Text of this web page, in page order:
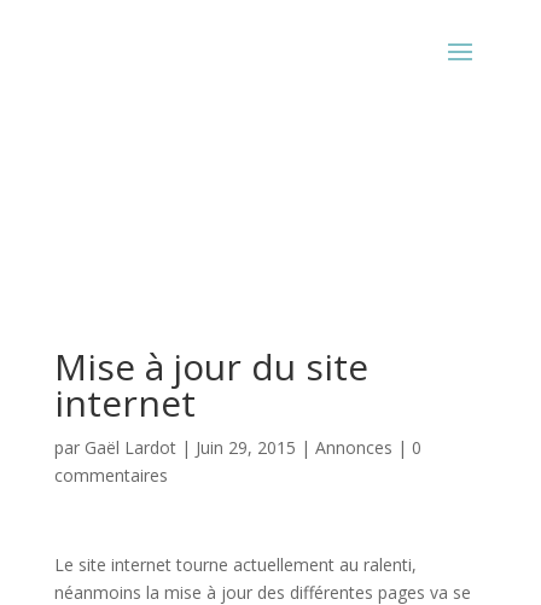
Mise à jour du site
internet
par Gaël Lardot| Juin 29, 2015 | Annonces | 0
commentaires
Le site internet tourne actuellement au ralenti,
néanmoins la mise à jour des différentes pages va se